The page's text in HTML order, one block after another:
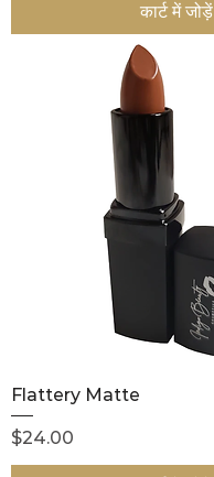
कार्ट में जोड़ें
Flattery Matte
मूल्य
$24.00